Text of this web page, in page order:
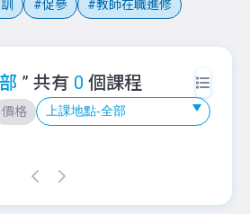
促參
教師在職進修
” 共有 0 個課程
價格